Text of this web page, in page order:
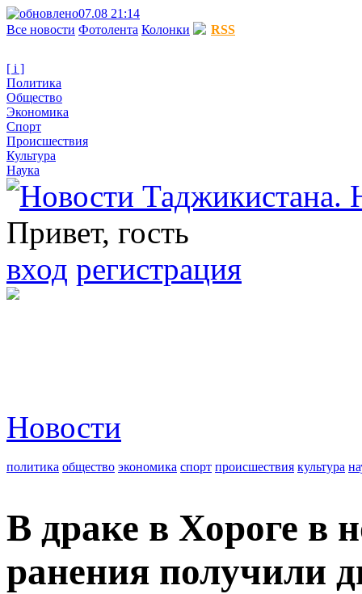
07.08 21:14
Все новости Фотолента Колонки RSS
[ i ]
Политика
Общество
Экономика
Спорт
Происшествия
Культура
Наука
Привет, гость
вход регистрация
Новости
политика общество экономика спорт происшествия культура
В драке в Хороге в
ранения получили